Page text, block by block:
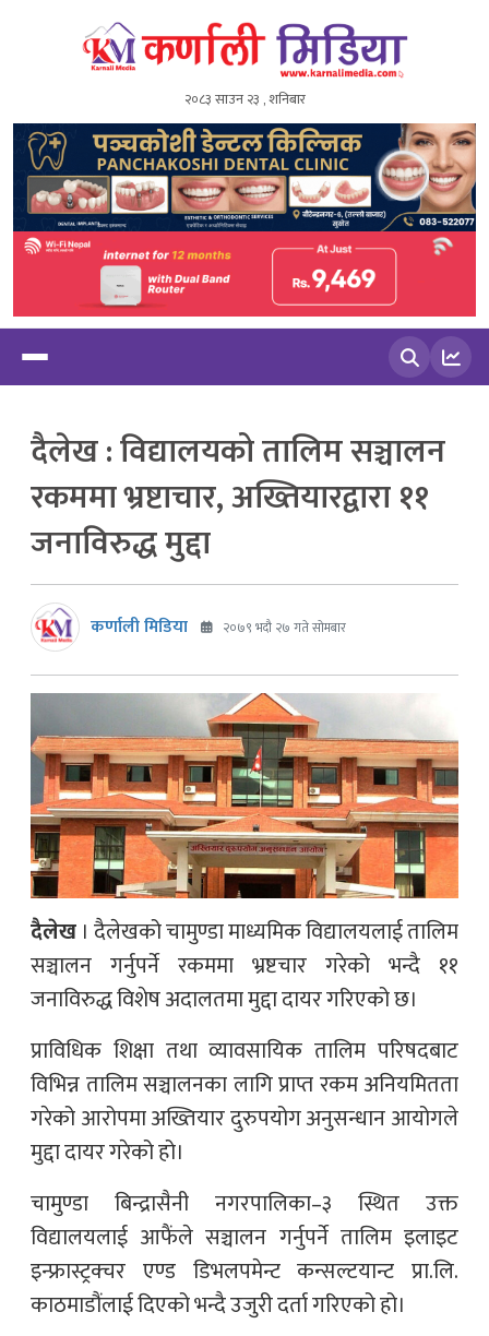
२०८३ साउन २३ , शनिबार
दैलेख : विद्यालयको तालिम सञ्चालन
रकममा भ्रष्टाचार, अख्तियारद्वारा ११
जनाविरुद्ध मुद्दा
कर्णाली मिडिया २०७९ भदौ २७ गते सोमबार
दैलेख । दैलेखको चामुण्डा माध्यमिक विद्यालयलाई तालिम
सञ्चालन गर्नुपर्ने रकममा भ्रष्टचार गरेको भन्दै ११
जनाविरुद्ध विशेष अदालतमा मुद्दा दायर गरिएको छ।
प्राविधिक शिक्षा तथा व्यावसायिक तालिम परिषदबाट
विभिन्न तालिम सञ्चालनका लागि प्राप्त रकम अनियमितता
गरेको आरोपमा अख्तियार दुरुपयोग अनुसन्धान आयोगले
मुद्दा दायर गरेको हो।
चामुण्डा बिन्द्रासैनी नगरपालिका–३ स्थित उक्त
विद्यालयलाई आफैंले सञ्चालन गर्नुपर्ने तालिम इलाइट
इन्फ्रास्ट्रक्चर एण्ड डिभलपमेन्ट कन्सल्टयान्ट प्रा.लि.
काठमाडौंलाई दिएको भन्दै उजुरी दर्ता गरिएको हो।